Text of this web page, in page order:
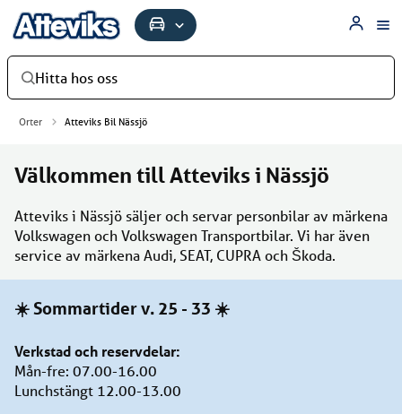
Hitta hos oss
Orter Atteviks Bil Nässjö
Välkommen till Atteviks i Nässjö
Atteviks i Nässjö säljer och servar personbilar av märkena
Volkswagen och Volkswagen Transportbilar. Vi har även
service av märkena Audi, SEAT, CUPRA och Škoda.
☀️ Sommartider v. 25 - 33 ☀️
Verkstad och reservdelar:
Mån-fre: 07.00-16.00
Lunchstängt 12.00-13.00
Försäljning & service av bilar | Atteviks Bil AB i Nässjö